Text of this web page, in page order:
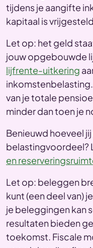
tijdens je aangifte
kapitaal is
Let op: het geld
jouw opgebouwde
lijfrente-uitkering
van je totale
minder dan toen je
Benieuwd hoeveel
belastingvoordeel?
en
Let op: beleggen
kunt (een deel van)
je beleggingen kan
resultaten bieden
toekomst. Fiscale